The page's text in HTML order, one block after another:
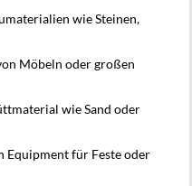
wie Steinen,
Möbeln oder großen
wie Sand oder
Equipment für Feste oder